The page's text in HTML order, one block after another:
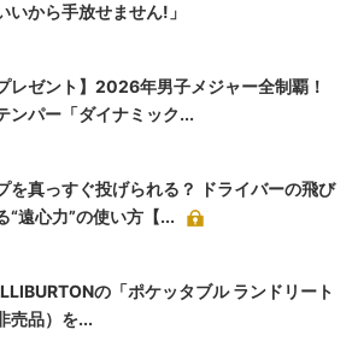
いから手放せません!」
レゼント】2026年男子メジャー全制覇！
ンパー「ダイナミック...
を真っすぐ投げられる？ ドライバーの飛び
“遠心力”の使い方【...
の「ポケッタブル ランドリート
売品）を...